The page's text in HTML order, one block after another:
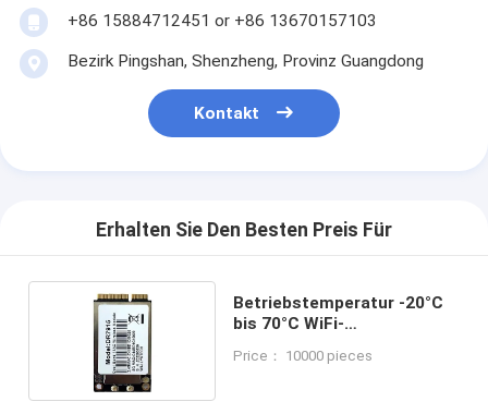
+86 15884712451 or +86 13670157103
Bezirk Pingshan, Shenzheng, Provinz Guangdong
Kontakt
Erhalten Sie Den Besten Preis Für
Betriebstemperatur -20°C
bis 70°C WiFi-
RoHS-Zertifizierung
Price： 10000 pieces